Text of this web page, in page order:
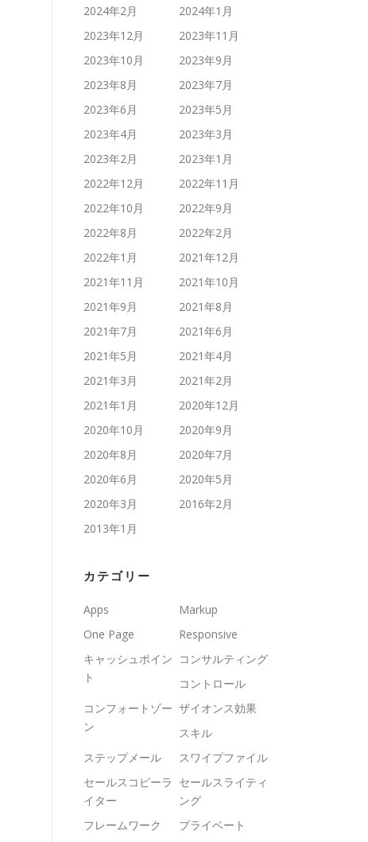
2024年2月
2024年1月
2023年12月
2023年11月
2023年10月
2023年9月
2023年8月
2023年7月
2023年6月
2023年5月
2023年4月
2023年3月
2023年2月
2023年1月
2022年12月
2022年11月
2022年10月
2022年9月
2022年8月
2022年2月
2022年1月
2021年12月
2021年11月
2021年10月
2021年9月
2021年8月
2021年7月
2021年6月
2021年5月
2021年4月
2021年3月
2021年2月
2021年1月
2020年12月
2020年10月
2020年9月
2020年8月
2020年7月
2020年6月
2020年5月
2020年3月
2016年2月
2013年1月
カテゴリー
Apps
Markup
One Page
Responsive
キャッシュポイン
ト
コンサルティング
コントロール
コンフォートゾー
ン
ザイオンス効果
スキル
ステップメール
スワイプファイル
セールスコピーラ
イター
セールスライティ
ング
フレームワーク
プライベート